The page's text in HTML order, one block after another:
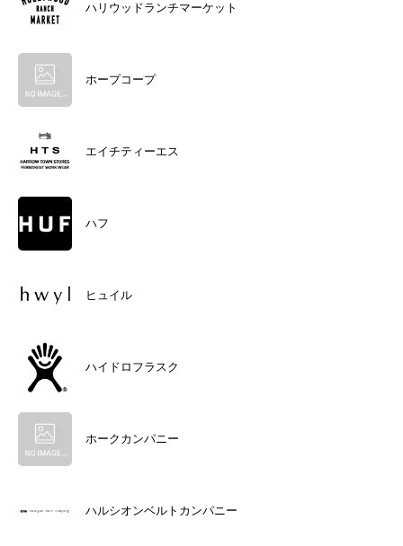
ハリウッドランチマーケット
ホープコープ
エイチティーエス
ハフ
ヒュイル
ハイドロフラスク
ホークカンパニー
ハルシオンベルトカンパニー